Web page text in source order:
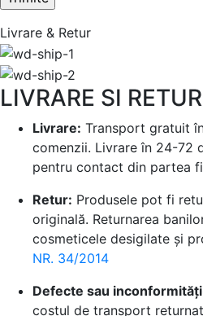
Livrare & Retur
LIVRARE SI RETUR
Livrare: Transport gratuit
comenzii. Livrare în 24-72
pentru contact din partea
Retur: Produsele pot fi
originală. Returnarea
cosmeticele desigilate și
NR. 34/2014
Defecte sau
costul de transport